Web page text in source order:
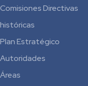
Comisiones Directivas
históricas
Plan Estratégico
Autoridades
Áreas